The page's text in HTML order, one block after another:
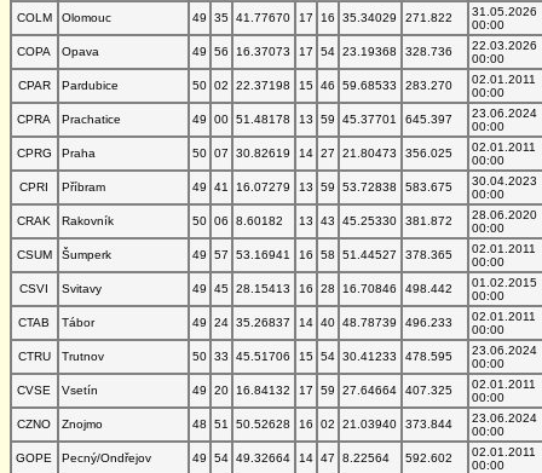
COLM
Olomouc 49 35 41.77670 17 16 35.34029 271.822
31.05.2026
00:00
COPA
Opava 49 56 16.37073 17 54 23.19368 328.736
22.03.2026
00:00
CPAR
Pardubice 50 02 22.37198 15 46 59.68533 283.270
02.01.2011
00:00
CPRA
Prachatice 49 00 51.48178 13 59 45.37701 645.397
23.06.2024
00:00
CPRG
Praha 50 07 30.82619 14 27 21.80473 356.025
02.01.2011
00:00
CPRI
Příbram 49 41 16.07279 13 59 53.72838 583.675
30.04.2023
00:00
CRAK
Rakovník 50 06 8.60182 13 43 45.25330 381.872
28.06.2020
00:00
CSUM
Šumperk 49 57 53.16941 16 58 51.44527 378.365
02.01.2011
00:00
CSVI
Svitavy 49 45 28.15413 16 28 16.70846 498.442
01.02.2015
00:00
CTAB
Tábor 49 24 35.26837 14 40 48.78739 496.233
02.01.2011
00:00
CTRU
Trutnov 50 33 45.51706 15 54 30.41233 478.595
23.06.2024
00:00
CVSE
Vsetín 49 20 16.84132 17 59 27.64664 407.325
02.01.2011
00:00
CZNO
Znojmo 48 51 50.52628 16 02 21.03940 373.844
23.06.2024
00:00
GOPE
Pecný/Ondřejov 49 54 49.32664 14 47 8.22564 592.602
02.01.2011
00:00